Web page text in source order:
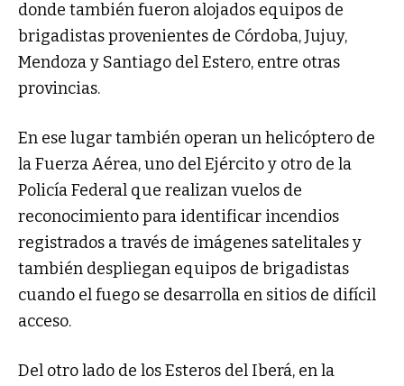
donde también fueron alojados equipos de
brigadistas provenientes de Córdoba, Jujuy,
Mendoza y Santiago del Estero, entre otras
provincias.
En ese lugar también operan un helicóptero de
la Fuerza Aérea, uno del Ejército y otro de la
Policía Federal que realizan vuelos de
reconocimiento para identificar incendios
registrados a través de imágenes satelitales y
también despliegan equipos de brigadistas
cuando el fuego se desarrolla en sitios de difícil
acceso.
Del otro lado de los Esteros del Iberá, en la